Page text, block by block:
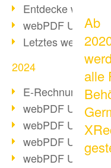
Entdecke webPDF
webPDF Update
Letztes webPDF
2024
E-
webPDF Update
webPDF Update
webPDF Update
webPDF Update
Ab
alle